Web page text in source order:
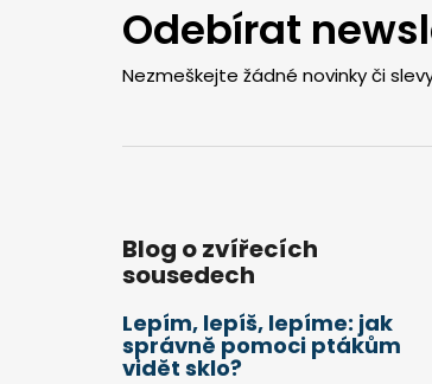
Odebírat
Nezmeškejte žádné novinky či
Blog o zvířecích
sousedech
Lepím, lepíš, lepíme: jak
správně pomoci ptákům
vidět sklo?